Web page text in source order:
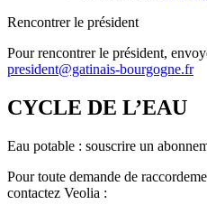
Rencontrer le président
Pour rencontrer le président,
president@gatinais-bourgogne.fr
CYCLE DE L’EAU
Eau potable : souscrire un
Pour toute demande de
contactez Veolia :